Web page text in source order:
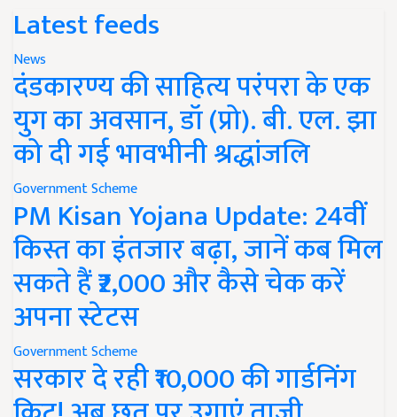
Latest feeds
News
दंडकारण्य की साहित्य परंपरा के एक
युग का अवसान, डॉ (प्रो). बी. एल. झा
को दी गई भावभीनी श्रद्धांजलि
Government Scheme
PM Kisan Yojana Update: 24वीं
किस्त का इंतजार बढ़ा, जानें कब मिल
सकते हैं ₹2,000 और कैसे चेक करें
अपना स्टेटस
Government Scheme
सरकार दे रही ₹10,000 की गार्डनिंग